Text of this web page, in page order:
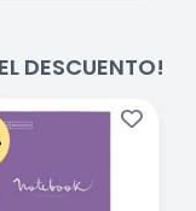
DESCUENTO!